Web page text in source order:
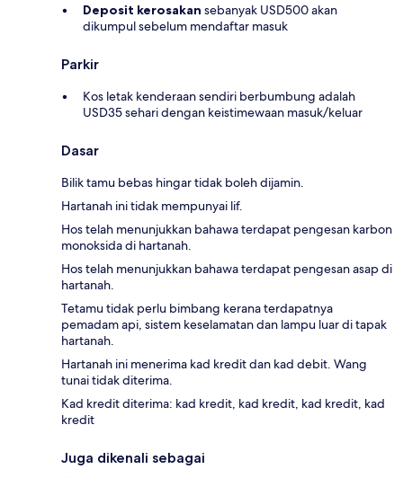
Deposit kerosakan sebanyak USD500 akan
dikumpul sebelum mendaftar masuk
Parkir
Kos letak kenderaan sendiri berbumbung adalah
USD35 sehari dengan keistimewaan masuk/keluar
Dasar
Bilik tamu bebas hingar tidak boleh dijamin.
Hartanah ini tidak mempunyai lif.
Hos telah menunjukkan bahawa terdapat pengesan karbon
monoksida di hartanah.
Hos telah menunjukkan bahawa terdapat pengesan asap di
hartanah.
Tetamu tidak perlu bimbang kerana terdapatnya
pemadam api, sistem keselamatan dan lampu luar di tapak
hartanah.
Hartanah ini menerima kad kredit dan kad debit. Wang
tunai tidak diterima.
Kad kredit diterima: kad kredit, kad kredit, kad kredit, kad
kredit
Juga dikenali sebagai